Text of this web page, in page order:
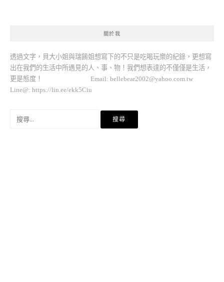
關於我
透過文字，貝大小姐與瑞餚姐想寫下的不只是吃喝玩樂的紀錄，更想寫
出在我們的生活中所遇見的人、事、物！我們想表達的不僅僅是生活，
更是態度！ Email: bellebear2002@yahoo.com.tw
Line@: https://lin.ee/ekk5Ciu